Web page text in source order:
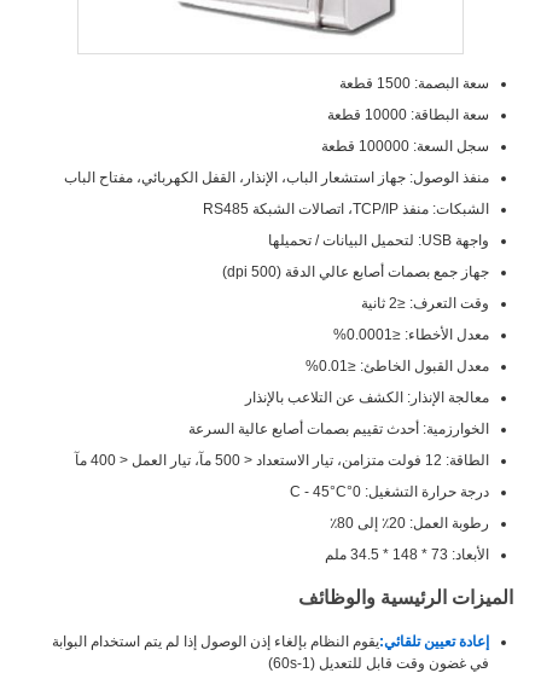
سعة البصمة: 1500 قطعة
سعة البطاقة: 10000 قطعة
سجل السعة: 100000 قطعة
منفذ الوصول: جهاز استشعار الباب، الإنذار، القفل الكهربائي، مفتاح الباب
الشبكات: منفذ TCP/IP، اتصالات الشبكة RS485
واجهة USB: لتحميل البيانات / تحميلها
جهاز جمع بصمات أصابع عالي الدقة (500 dpi)
وقت التعرف: ≤2 ثانية
معدل الأخطاء: ≤0.0001%
معدل القبول الخاطئ: ≤0.01%
معالجة الإنذار: الكشف عن التلاعب بالإنذار
الخوارزمية: أحدث تقييم بصمات أصابع عالية السرعة
الطاقة: 12 فولت متزامن، تيار الاستعداد < 500 مآ، تيار العمل < 400 مآ
درجة حرارة التشغيل: 0°C - 45°C
رطوبة العمل: 20٪ إلى 80٪
الأبعاد: 73 * 148 * 34.5 ملم
الميزات الرئيسية والوظائف
إعادة تعيين تلقائي:يقوم النظام بإلغاء إذن الوصول إذا لم يتم استخدام البوابة
في غضون وقت قابل للتعديل (1-60s)